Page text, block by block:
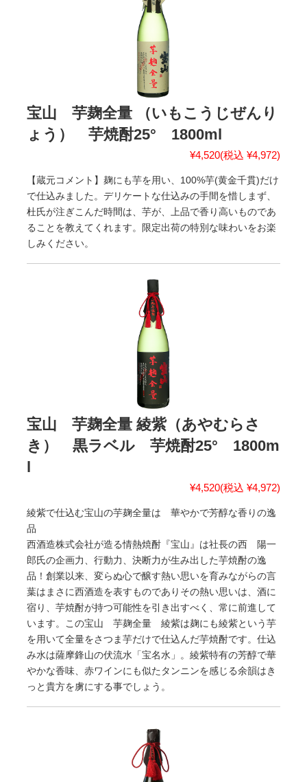
宝山 芋麹全量 （いもこうじぜんり
ょう） 芋焼酎25° 1800ml
¥4,520(税込 ¥4,972)
【蔵元コメント】麹にも芋を用い、100%芋(黄金千貫)だけ
で仕込みました。デリケートな仕込みの手間を惜しまず、
杜氏が注ぎこんだ時間は、芋が、上品で香り高いものであ
ることを教えてくれます。限定出荷の特別な味わいをお楽
しみください。
宝山 芋麹全量 綾紫（あやむらさ
き） 黒ラベル 芋焼酎25° 1800m
l
¥4,520(税込 ¥4,972)
綾紫で仕込む宝山の芋麹全量は 華やかで芳醇な香りの逸
品
西酒造株式会社が造る情熱焼酎『宝山』は社長の西 陽一
郎氏の企画力、行動力、決断力が生み出した芋焼酎の逸
品！創業以来、変らぬ心で醸す熱い思いを育みながらの言
葉はまさに西酒造を表すものでありその熱い思いは、酒に
宿り、芋焼酎が持つ可能性を引き出すべく、常に前進して
います。この宝山 芋麹全量 綾紫は麹にも綾紫という芋
を用いて全量をさつま芋だけで仕込んだ芋焼酎です。仕込
み水は薩摩鋒山の伏流水「宝名水」。綾紫特有の芳醇で華
やかな香味、赤ワインにも似たタンニンを感じる余韻はき
っと貴方を虜にする事でしょう。